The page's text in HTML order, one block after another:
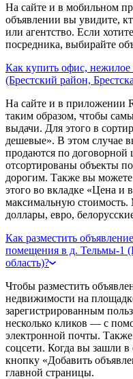
На сайте и в мобильном
объявлении вы увидите,
или агентство. Если
посредника, выбирайте
Как купить офис,
(Брестский район,
На сайте и в приложении
таким образом, чтобы
выдачи. Для этого в
дешевые». В этом случае
продаются по договорной
отсортированы объекты
дорогим. Также вы можете
этого во вкладке «Цена и
максимальную
доллары, евро,
Как разместить
помещения в д. Тельмы-1
область)?
Чтобы разместить
недвижимости на
зарегистрированным
несколько кликов — с
электронной почты.
соцсети. Когда вы зашли
кнопку «Добавить
главной страницы.